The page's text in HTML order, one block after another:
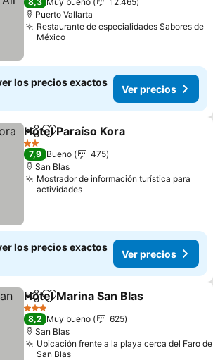
Puerto Vallarta
Restaurante de especialidades Sabores de
México
los precios exactos
Ver precios
CompartirAgregar a favoritos
Hotel Paraíso Kora
2 Estrellas
7,9 Bueno
475
San Blas
Mostrador de información turística para
actividades
los precios exactos
Ver precios
CompartirAgregar a favoritos
Hotel Marina San Blas
3 Estrellas
8,2 Muy bueno
625
San Blas
Ubicación frente a la playa cerca del Faro de
San Blas